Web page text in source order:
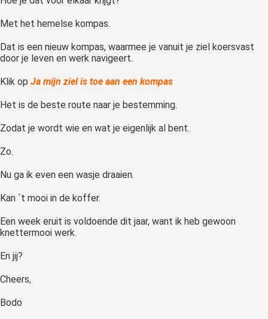
Met het hemelse kompas.
Dat is een nieuw kompas, waarmee je vanuit je ziel koersvast
door je leven en werk navigeert.
Klik op Ja mijn ziel is toe aan een kompas
Het is de beste route naar je bestemming.
Zodat je wordt wie en wat je eigenlijk al bent.
Zo.
Nu ga ik even een wasje draaien.
Kan `t mooi in de koffer.
Een week eruit is voldoende dit jaar, want ik heb gewoon
knettermooi werk.
En jij?
Cheers,
Bodo